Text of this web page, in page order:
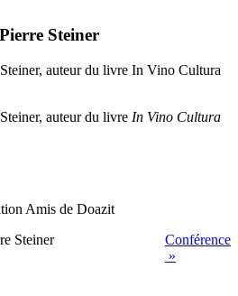
Steiner
auteur du livre In Vino Cultura
auteur du livre In Vino Cultura
Amis de Doazit
Conférence
»